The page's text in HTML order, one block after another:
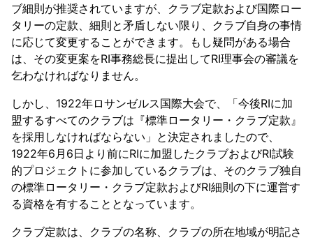
ブ細則が推奨されていますが、クラブ定款および国際ロー
タリーの定款、細則と矛盾しない限り、クラブ自身の事情
に応じて変更することができます。もし疑問がある場合
は、その変更案をRI事務総長に提出してRI理事会の審議を
乞わなければなりません。
しかし、1922年ロサンゼルス国際大会で、「今後RIに加
盟するすべてのクラブは『標準ロータリー・クラブ定款』
を採用しなければならない」と決定されましたので、
1922年6月6日より前にRIに加盟したクラブおよびRI試験
的プロジェクトに参加しているクラブは、そのクラブ独自
の標準ロータリー・クラブ定款およびRI細則の下に運営す
る資格を有することとなっています。
クラブ定款は、クラブの名称、クラブの所在地域が明記さ